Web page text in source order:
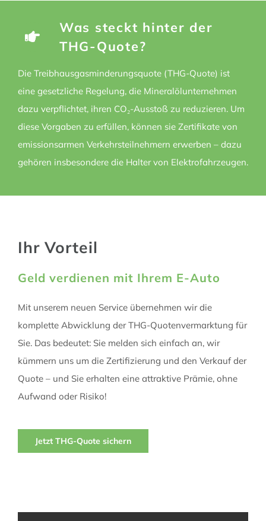
Was steckt hinter der
THG-Quote?
Die Treibhausgasminderungsquote (THG-Quote) ist
eine gesetzliche Regelung, die Mineralölunternehmen
dazu verpflichtet, ihren CO₂-Ausstoß zu reduzieren. Um
diese Vorgaben zu erfüllen, können sie Zertifikate von
emissionsarmen Verkehrsteilnehmern erwerben – dazu
gehören insbesondere die Halter von Elektrofahrzeugen.
Ihr Vorteil
Geld verdienen mit Ihrem E-Auto
Mit unserem neuen Service übernehmen wir die
komplette Abwicklung der THG-Quotenvermarktung für
Sie. Das bedeutet: Sie melden sich einfach an, wir
kümmern uns um die Zertifizierung und den Verkauf der
Quote – und Sie erhalten eine attraktive Prämie, ohne
Aufwand oder Risiko!
Jetzt THG-Quote sichern